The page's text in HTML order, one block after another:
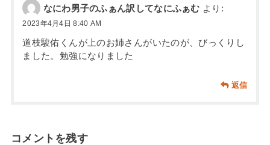
なにわ男子のふぁん訳してなにふぁむ より:
2023年4月4日 8:40 AM
道枝駿佑くんが上のお姉さんがいたのが、びっくりし
ました。勉強になりました
返信
コメントを残す